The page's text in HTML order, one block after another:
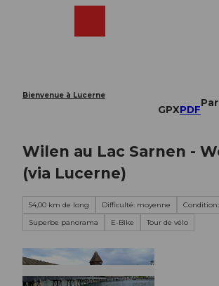
Bienvenue à Lucerne
GPXPDF
Wilen au Lac Sarnen -
(via Lucerne)
54,00 km de long Difficulté: moyenne
Superbe panorama
E-Bike Tour de vélo